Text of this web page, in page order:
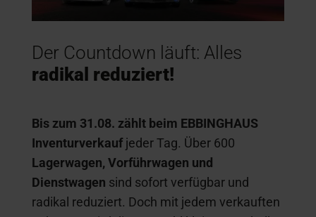
Der Countdown läuft: Alles
radikal reduziert!
Bis zum 31.08. zählt beim EBBINGHAUS
Inventurverkaufjeder Tag. Über 600
Lagerwagen, Vorführwagen und
Dienstwagen sind sofort verfügbar und
radikal reduziert. Doch mit jedem verkauften